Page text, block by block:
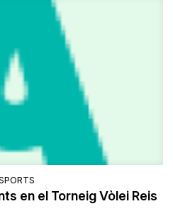
en el Torneig Vòlei Reis